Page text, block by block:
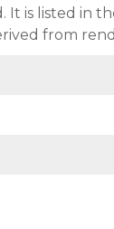
is listed in
from